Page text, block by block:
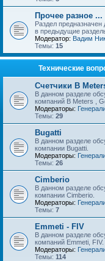
Прочее разное ...
Раздел
в предыдущие
Модератор: Вадим
Темы: 15
Технические
Счетчики B
В данном разделе
компаний B Meters ,
Модераторы:
Темы: 29
Bugatti
В данном разделе
компании Bugatti.
Модераторы:
Темы: 26
Cimberio
В данном разделе
компании Cimberio.
Модераторы:
Темы: 7
Emmeti - FIV
В данном разделе
компаний Emmeti, FIV.
Модераторы:
Темы: 114